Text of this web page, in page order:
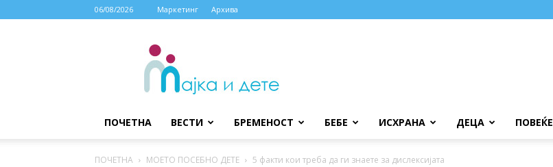
06/08/2026 Маркетинг Архива
МАЈКА
ДЕТЕ
ПОЧЕТНА ВЕСТИ БРЕМЕНОСТ БЕБЕ ИСХРАНА ДЕЦА ПОВЕЌЕ
ПОЧЕТНА МОЕТО ПОСЕБНО ДЕТЕ 5 факти кои треба да ги знаете за дислексијата